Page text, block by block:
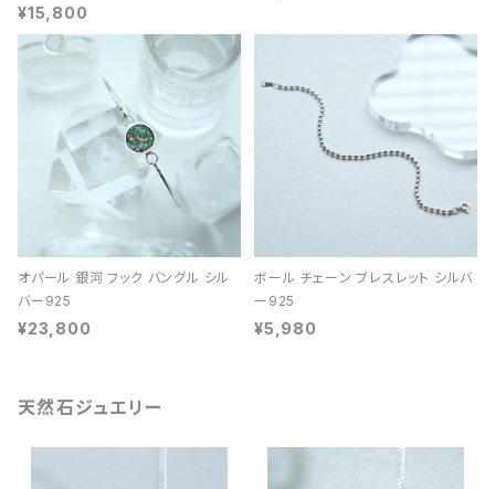
¥15,800
オパール 銀河 フック バングル シル
バー925
¥23,800
ボール チェーン ブレスレット シルバ
ー925
¥5,980
天然石ジュエリー